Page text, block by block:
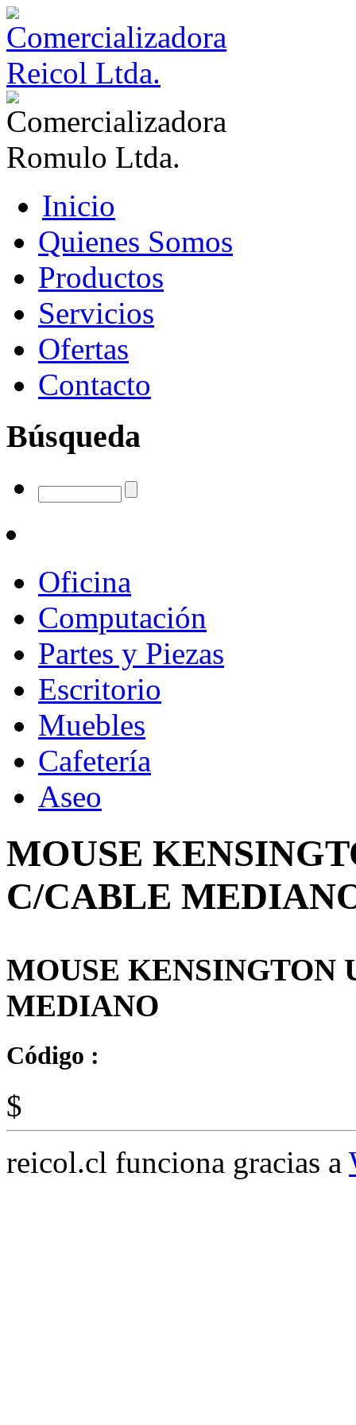
Inicio
Quienes Somos
Productos
Servicios
Ofertas
Contacto
Búsqueda
Oficina
Computación
Partes y Piezas
Escritorio
Muebles
Cafetería
Aseo
MOUSE
C/CABLE
MOUSE KENSINGTON
MEDIANO
Código :
$
reicol.cl funciona gracias a